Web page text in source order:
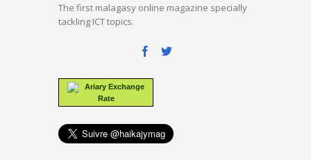
The first malagasy online magazine specially
tackling ICT topics.
Ariary Exchange
Rate